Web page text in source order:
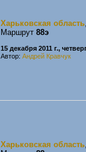
Харьковская область
Маршрут 88э
15 декабря 2011 г.,
Автор: Андрей Кравчук
Харьковская область